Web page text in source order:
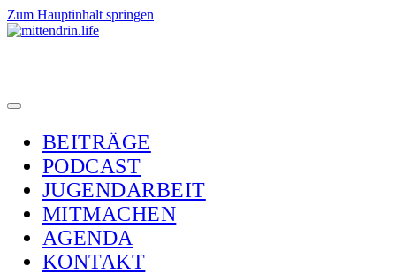
Zum Hauptinhalt springen
BEITRÄGE
PODCAST
JUGENDARBEIT
MITMACHEN
AGENDA
KONTAKT